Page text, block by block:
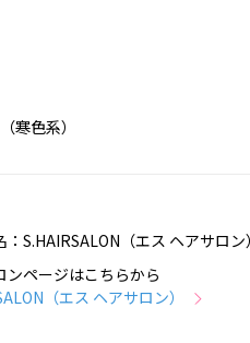
寒色系）
：S.HAIRSALON（エス ヘアサロン）
ンページはこちらから
（エス ヘアサロン）